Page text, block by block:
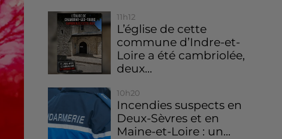
11h12
L’église de cette
commune d’Indre-et-
Loire a été cambriolée,
deux...
10h20
Incendies suspects en
Deux-Sèvres et en
Maine-et-Loire : un...